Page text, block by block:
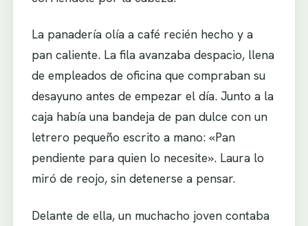
La panadería olía a café recién hecho y a
pan caliente. La fila avanzaba despacio, llena
de empleados de oficina que compraban su
desayuno antes de empezar el día. Junto a la
caja había una bandeja de pan dulce con un
letrero pequeño escrito a mano: «Pan
pendiente para quien lo necesite». Laura lo
miró de reojo, sin detenerse a pensar.
Delante de ella, un muchacho joven contaba